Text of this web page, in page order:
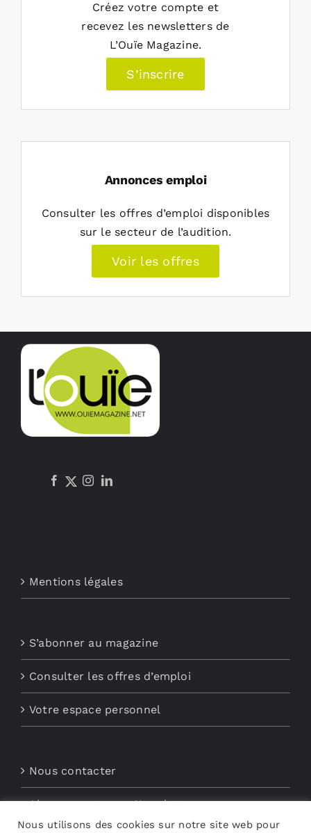
Créez votre compte et
recevez les newsletters de
L’Ouïe Magazine.
S’inscrire
Annonces emploi
Consulter les offres d’emploi disponibles
sur le secteur de l’audition.
Voir les offres
Mentions légales
S’abonner au magazine
Consulter les offres d’emploi
Votre espace personnel
Nous contacter
Abonnements aux Newsletters
Nous utilisons des cookies sur notre site web pour